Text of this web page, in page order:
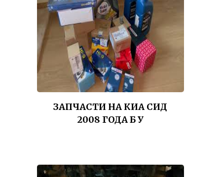
ЗАПЧАСТИ НА КИА СИД
2008 ГОДА Б У